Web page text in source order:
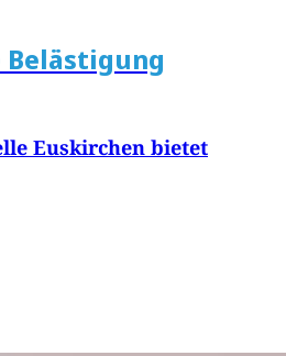
Belästigung
Euskirchen bietet